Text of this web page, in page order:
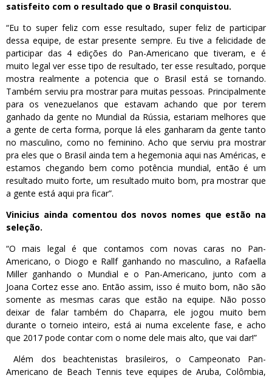
satisfeito com o resultado que o Brasil conquistou.
“Eu to super feliz com esse resultado, super feliz de participar
dessa equipe, de estar presente sempre. Eu tive a felicidade de
participar das 4 edições do Pan-Americano que tiveram, e é
muito legal ver esse tipo de resultado, ter esse resultado, porque
mostra realmente a potencia que o Brasil está se tornando.
Também serviu pra mostrar para muitas pessoas. Principalmente
para os venezuelanos que estavam achando que por terem
ganhado da gente no Mundial da Rússia, estariam melhores que
a gente de certa forma, porque lá eles ganharam da gente tanto
no masculino, como no feminino. Acho que serviu pra mostrar
pra eles que o Brasil ainda tem a hegemonia aqui nas Américas, e
estamos chegando bem como potência mundial, então é um
resultado muito forte, um resultado muito bom, pra mostrar que
a gente está aqui pra ficar”.
Vinicius ainda comentou dos novos nomes que estão na
seleção.
“O mais legal é que contamos com novas caras no Pan-
Americano, o Diogo e Rallf ganhando no masculino, a Rafaella
Miller ganhando o Mundial e o Pan-Americano, junto com a
Joana Cortez esse ano. Então assim, isso é muito bom, não são
somente as mesmas caras que estão na equipe. Não posso
deixar de falar também do Chaparra, ele jogou muito bem
durante o torneio inteiro, está ai numa excelente fase, e acho
que 2017 pode contar com o nome dele mais alto, que vai dar!”
Além dos beachtenistas brasileiros, o Campeonato Pan-
Americano de Beach Tennis teve equipes de Aruba, Colômbia,